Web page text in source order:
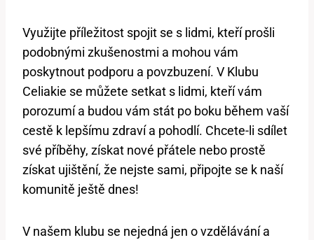
Využijte příležitost spojit se s lidmi, kteří prošli
podobnými zkušenostmi a mohou vám
poskytnout podporu a povzbuzení. V Klubu
Celiakie se můžete setkat s lidmi, kteří vám
porozumí a budou vám stát po boku během vaší
cestě k lepšímu zdraví a pohodlí. Chcete-li sdílet
své příběhy, získat nové přátele nebo prostě
získat ujištění, že nejste sami, připojte se k naší
komunitě ještě dnes!
V našem klubu se nejedná jen o vzdělávání a